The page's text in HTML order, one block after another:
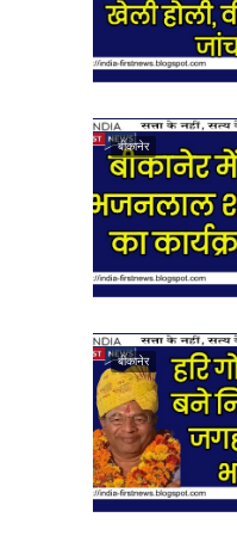
बीकानेर
बीकानेर